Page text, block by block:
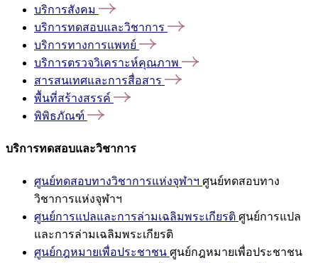
บริการสังคม
บริการทดสอบและวิชาการ
บริการทางการแพทย์
บริการตรวจวิเคราะห์คุณภาพ
สารสนเทศและการสื่อสาร
พื้นที่สร้างสรรค์
พิพิธภัณฑ์
บริการทดสอบและวิชาการ
ศูนย์ทดสอบทางวิชาการแห่งจุฬาฯ ศูนย์ทดสอบทาง
วิชาการแห่งจุฬาฯ
ศูนย์การแปลและการล่ามเฉลิมพระเกียรติ ศูนย์การแปล
และการล่ามเฉลิมพระเกียรติ
ศูนย์กฎหมายเพื่อประชาชน ศูนย์กฎหมายเพื่อประชาชน